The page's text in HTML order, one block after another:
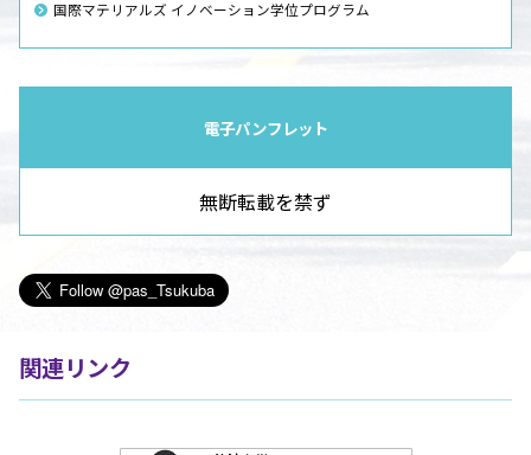
国際マテリアルズ イノベーション学位プログラム
電子パンフレット
無断転載を禁ず
関連リンク